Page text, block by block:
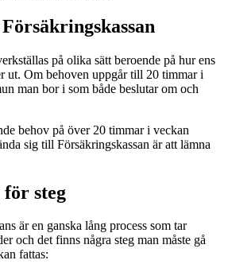
på olika sätt beroende på hur ens
ut. Om behoven uppgår till 20 timmar i
man bor i som både beslutar om och
behov på över 20 timmar i veckan
sig till Försäkringskassan är att lämna
för steg
är en ganska lång process som tar
och det finns några steg man måste gå
fattas: